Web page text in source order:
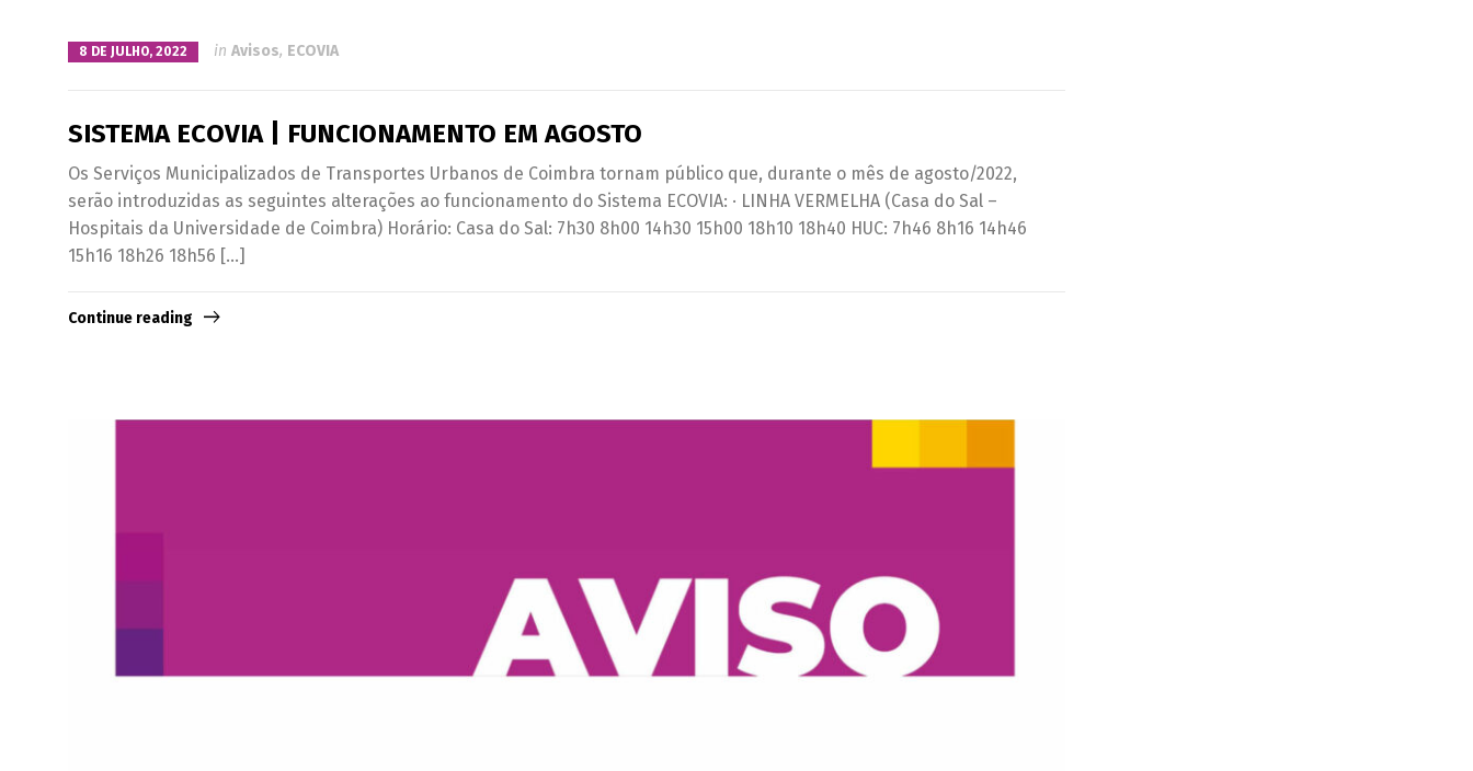
8 DE JULHO, 2022 in Avisos, ECOVIA
SISTEMA ECOVIA | FUNCIONAMENTO EM AGOSTO
Os Serviços Municipalizados de Transportes Urbanos de Coimbra tornam público que, durante o mês de agosto/2022,
serão introduzidas as seguintes alterações ao funcionamento do Sistema ECOVIA: · LINHA VERMELHA (Casa do Sal –
Hospitais da Universidade de Coimbra) Horário: Casa do Sal: 7h30 8h00 14h30 15h00 18h10 18h40 HUC: 7h46 8h16 14h46
15h16 18h26 18h56 […]
Continue reading